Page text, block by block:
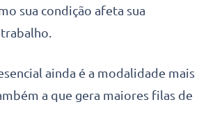
sua condição afeta sua
ainda é a modalidade mais
a que gera maiores filas de